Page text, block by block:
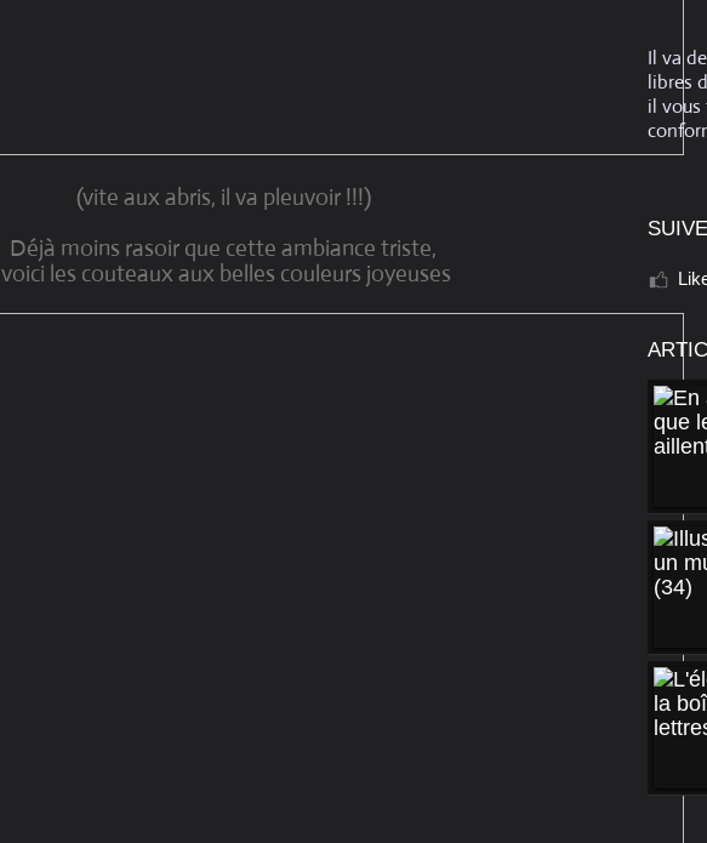
(vite aux abris, il va pleuvoir !!!)
Déjà moins rasoir que cette ambiance triste,
voici les couteaux aux belles couleurs joyeuses
Il va
libres
il vous